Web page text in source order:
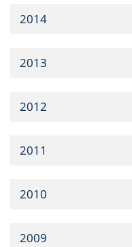
2014
2013
2012
2011
2010
2009